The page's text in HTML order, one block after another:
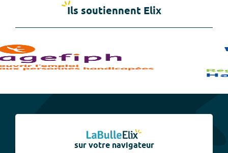
Ils soutiennent Elix
sur votre navigateur